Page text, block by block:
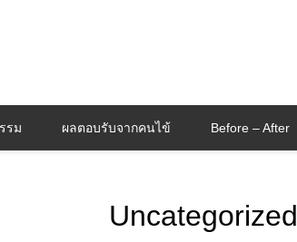
รม ผลตอบรับจากคนไข้ Before – After
Uncategorized